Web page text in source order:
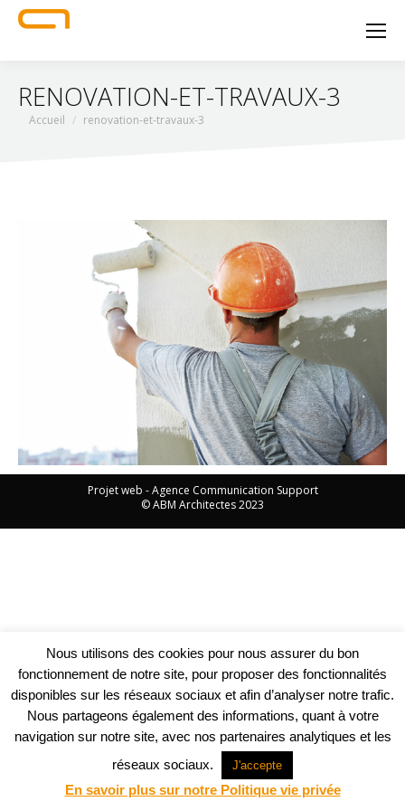
RENOVATION-ET-TRAVAUX-3
Vous êtes ici :
Accueil renovation-et-travaux-3
Projet web -Agence Communication Support
© ABM Architectes 2023
Nous utilisons des cookies pour nous assurer du bon
fonctionnement de notre site, pour proposer des fonctionnalités
disponibles sur les réseaux sociaux et afin d’analyser notre trafic.
Nous partageons également des informations, quant à votre
navigation sur notre site, avec nos partenaires analytiques et les
réseaux sociaux.
J'accepte
En savoir plus sur notre Politique vie privée